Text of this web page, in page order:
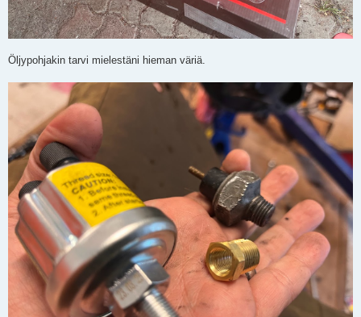
Öljypohjakin tarvi mielestäni hieman väriä.